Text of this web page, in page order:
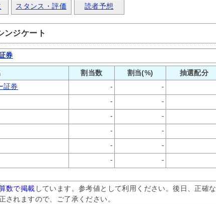
スタンス・評価 読者予想
ンジケート
券
割当数 割当(%)
抽選配分
証券
- -
-
-
-
-
-
-
- -
- -
数で掲載 しています。参考値として利用ください。後日、正確な
されますので、ご了承ください。